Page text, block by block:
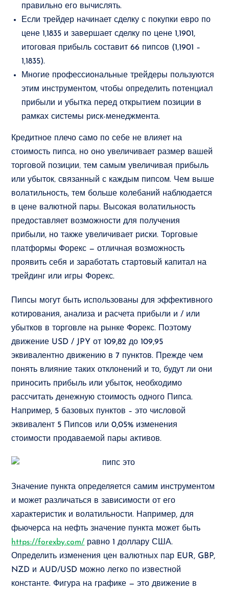
правильно его вычислять.
Если трейдер начинает сделку с покупки евро по
цене 1,1835 и завершает сделку по цене 1,1901,
итоговая прибыль составит 66 пипсов (1,1901 –
1,1835).
Многие профессиональные трейдеры пользуются
этим инструментом, чтобы определить потенциал
прибыли и убытка перед открытием позиции в
рамках системы риск-менеджмента.
Кредитное плечо само по себе не влияет на
стоимость пипса‚ но оно увеличивает размер вашей
торговой позиции‚ тем самым увеличивая прибыль
или убыток‚ связанный с каждым пипсом. Чем выше
волатильность, тем больше колебаний наблюдается
в цене валютной пары. Высокая волатильность
предоставляет возможности для получения
прибыли, но также увеличивает риски. Торговые
платформы Форекс — отличная возможность
проявить себя и заработать стартовый капитал на
трейдинг или игры Форекс.
Пипсы могут быть использованы для эффективного
котирования, анализа и расчета прибыли и / или
убытков в торговле на рынке Форекс. Поэтому
движение USD / JPY от 109,82 до 109,95
эквивалентно движению в 7 пунктов. Прежде чем
понять влияние таких отклонений и то, будут ли они
приносить прибыль или убыток, необходимо
рассчитать денежную стоимость одного Пипса.
Например, 5 базовых пунктов – это числовой
эквивалент 5 Пипсов или 0,05% изменения
стоимости продаваемой пары активов.
Значение пункта определяется самим инструментом
и может различаться в зависимости от его
характеристик и волатильности. Например, для
фьючерса на нефть значение пункта может быть
https://forexby.com/ равно 1 доллару США.
Определить изменения цен валютных пар EUR, GBP,
NZD и AUD/USD можно легко по известной
константе. Фигура на графике — это движение в